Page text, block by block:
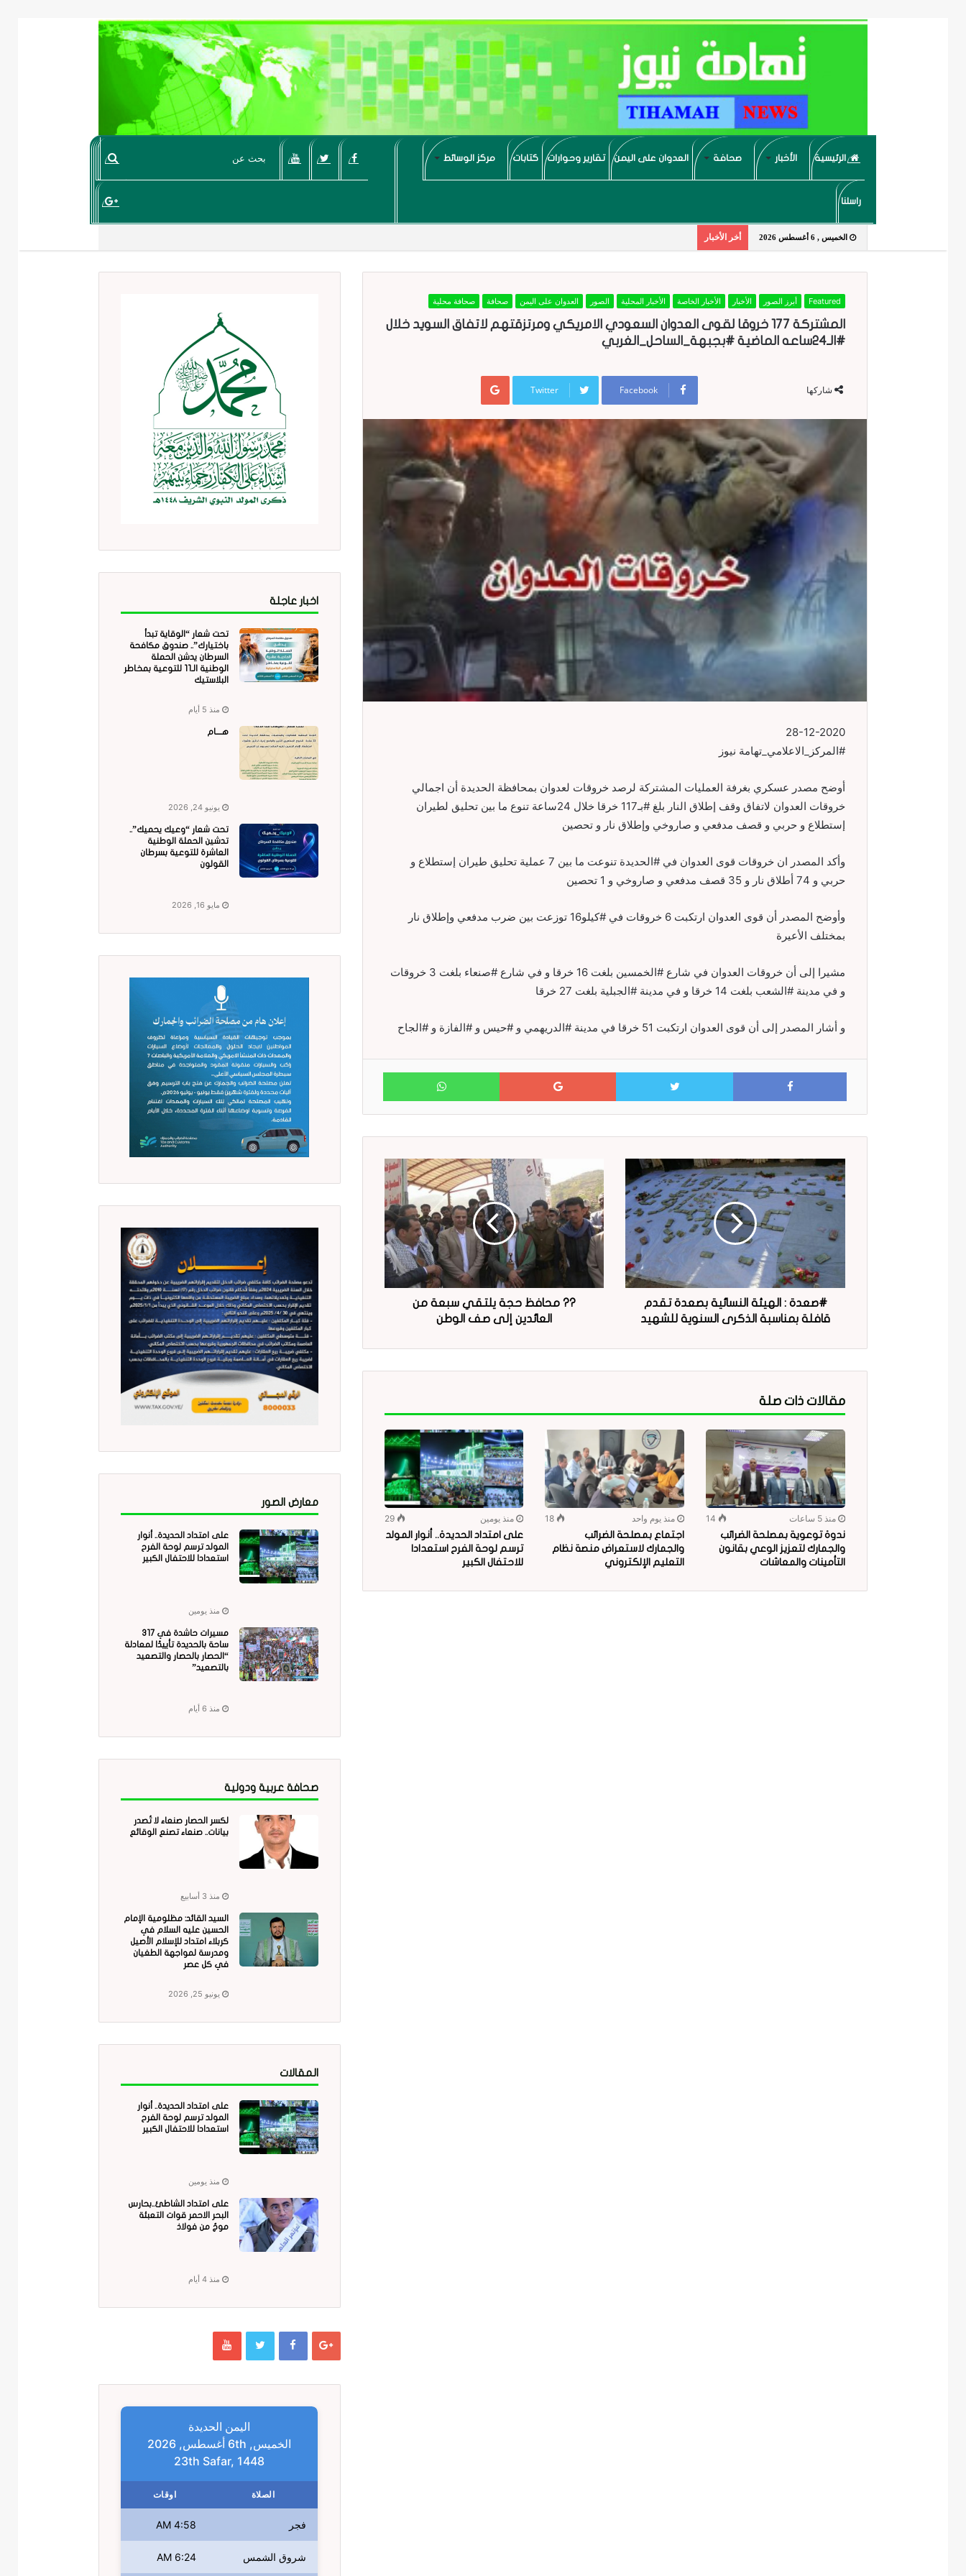
الرئيسية الأخبار صحافة العدوان على اليمن تقارير وحوارات كتابات مركز الوسائط
راسلنا
الخميس , 6 أغسطس 2026 أخر الأخبار
Featured أبرز الصور الأخبار الأخبار الخاصة الأخبار المحلية الصور العدوان على اليمن صحافة صحافة محلية
المشتركة 177 خروقا لقوى العدوان السعودي الامريكي ومرتزقتهم لاتفاق السويد خلال
#الـ24ساعه الماضية #بجبهة_الساحل_الغربي
شاركها Facebook
Twitter
Google+
28-12-2020
#المركز_الاعلامي_تهامة نيوز
أوضح مصدر عسكري بغرفة العمليات المشتركة لرصد خروقات لعدوان بمحافظة الحديدة أن اجمالي
خروقات العدوان لاتفاق وقف إطلاق النار بلغ #بـ117 خرقا خلال 24ساعة تنوع ما بين تحليق لطيران
إستطلاع و حربي و قصف مدفعي و صاروخي وإطلاق نار و تحصين
وأكد المصدر ان خروقات قوى العدوان في #الحديدة تنوعت ما بين 7 عملية تحليق طيران إستطلاع و
حربي و 74 أطلاق نار و 35 قصف مدفعي و صاروخي و 1 تحصين
وأوضح المصدر أن قوى العدوان ارتكبت 6 خروقات في #كيلو16 توزعت بين ضرب مدفعي وإطلاق نار
بمختلف الأعيرة
مشيرا إلى أن خروقات العدوان في شارع #الخمسين بلغت 16 خرقا و في شارع #صنعاء بلغت 3 خروقات
و في مدينة #الشعب بلغت 14 خرقا و في مدينة #الجبلية بلغت 27 خرقا
و أشار المصدر إلى أن قوى العدوان ارتكبت 51 خرقا في مدينة #الدريهمي و #حيس و #الفازة و #الجاح
Facebook
Twitter
Google+
WhatsApp
#صعدة : الهيئة النسائية بصعدة تقدم
قافلة بمناسبة الذكرى السنوية للشهيد
?? محافظ حجة يلتقي سبعة من
العائدين إلى صف الوطن
مقالات ذات صلة
منذ 5 ساعات
14
ندوة توعوية بمصلحة الضرائب
والجمارك لتعزيز الوعي بقانون
التأمينات والمعاشات
منذ يوم واحد
18
اجتماع بمصلحة الضرائب
والجمارك لاستعراض منصة نظام
التعليم الإلكتروني
منذ يومين
29
على امتداد الحديدة.. أنوار المولد
ترسم لوحة الفرح استعدادا
للاحتفال الكبير
اخبار عاجلة
تحت شعار “الوقاية تبدأ
باختيارك”.. صندوق مكافحة
السرطان يدشن الحملة
الوطنية الـ11 للتوعية بمخاطر
البلاستيك
منذ 5 أيام
هــــام
يونيو 24, 2026
تحت شعار “وعيك يحميك”..
تدشين الحملة الوطنية
العاشرة للتوعية بسرطان
القولون
مايو 16, 2026
معارض الصور
على امتداد الحديدة.. أنوار
المولد ترسم لوحة الفرح
استعدادا للاحتفال الكبير
منذ يومين
مسيرات حاشدة في 317
ساحة بالحديدة تأييدًا لمعادلة
“الحصار بالحصار والتصعيد
بالتصعيد”
منذ 6 أيام
صحافة عربية ودولية
لكسر الحصار صنعاء لا تُصدر
بيانات.. صنعاء تصنع الوقائع
منذ 3 أسابيع
السيد القائد: مظلومية الإمام
الحسين عليه السلام في
كربلاء امتداد للإسلام الأصيل
ومدرسة لمواجهة الطغيان
في كل عصر
يونيو 25, 2026
المقالات
على امتداد الحديدة.. أنوار
المولد ترسم لوحة الفرح
استعدادا للاحتفال الكبير
منذ يومين
على امتداد الشاطئ..بحارس
البحر الاحمر قوات التعبئة
موجٌ من فولاذ
منذ 4 أيام
اليمن الحديدة
الخميس, 6th أغسطس, 2026
23th Safar, 1448
الصلاة اوقات
فجر 4:58 AM
شروق الشمس 6:24 AM